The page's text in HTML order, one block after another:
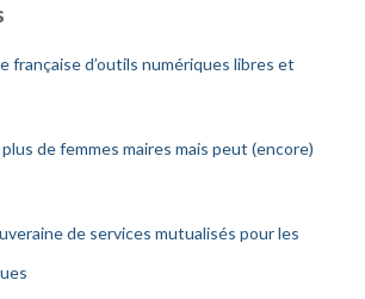
française d’outils numériques libres et
de femmes maires mais peut (encore)
de services mutualisés pour les